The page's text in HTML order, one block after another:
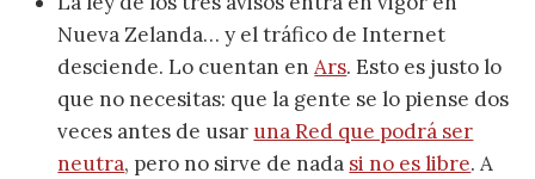
Nueva Zelanda… y el tráfico de Internet
desciende. Lo cuentan enArs. Esto es justo lo
que no necesitas: que la gente se lo piense dos
veces antes de usar una Red que podrá ser
neutra, pero no sirve de nada si no es libre. A